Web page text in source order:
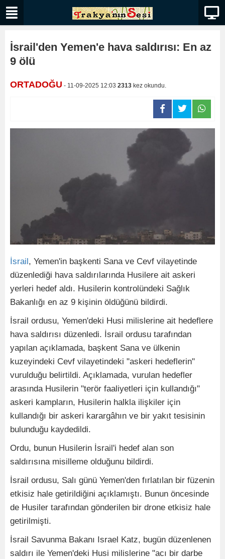
İsrail'den Yemen'e hava saldırısı: En az
9 ölü
ORTADOĞU - 11-09-2025 12:03 2313 kez okundu.
İsrail , Yemen'in başkenti Sana ve Cevf vilayetinde
düzenlediği hava saldırılarında Husilere ait askeri
yerleri hedef aldı. Husilerin kontrolündeki Sağlık
Bakanlığı en az 9 kişinin öldüğünü bildirdi.
İsrail ordusu, Yemen'deki Husi milislerine ait hedeflere
hava saldırısı düzenledi. İsrail ordusu tarafından
yapılan açıklamada, başkent Sana ve ülkenin
kuzeyindeki Cevf vilayetindeki "askeri hedeflerin"
vurulduğu belirtildi. Açıklamada, vurulan hedefler
arasında Husilerin "terör faaliyetleri için kullandığı"
askeri kampların, Husilerin halkla ilişkiler için
kullandığı bir askeri karargâhın ve bir yakıt tesisinin
bulunduğu kaydedildi.
Ordu, bunun Husilerin İsrail'i hedef alan son
saldırısına misilleme olduğunu bildirdi.
İsrail ordusu, Salı günü Yemen'den fırlatılan bir füzenin
etkisiz hale getirildiğini açıklamıştı. Bunun öncesinde
de Husiler tarafından gönderilen bir drone etkisiz hale
getirilmişti.
İsrail Savunma Bakanı Israel Katz, bugün düzenlenen
saldırı ile Yemen'deki Husi milislerine "acı bir darbe